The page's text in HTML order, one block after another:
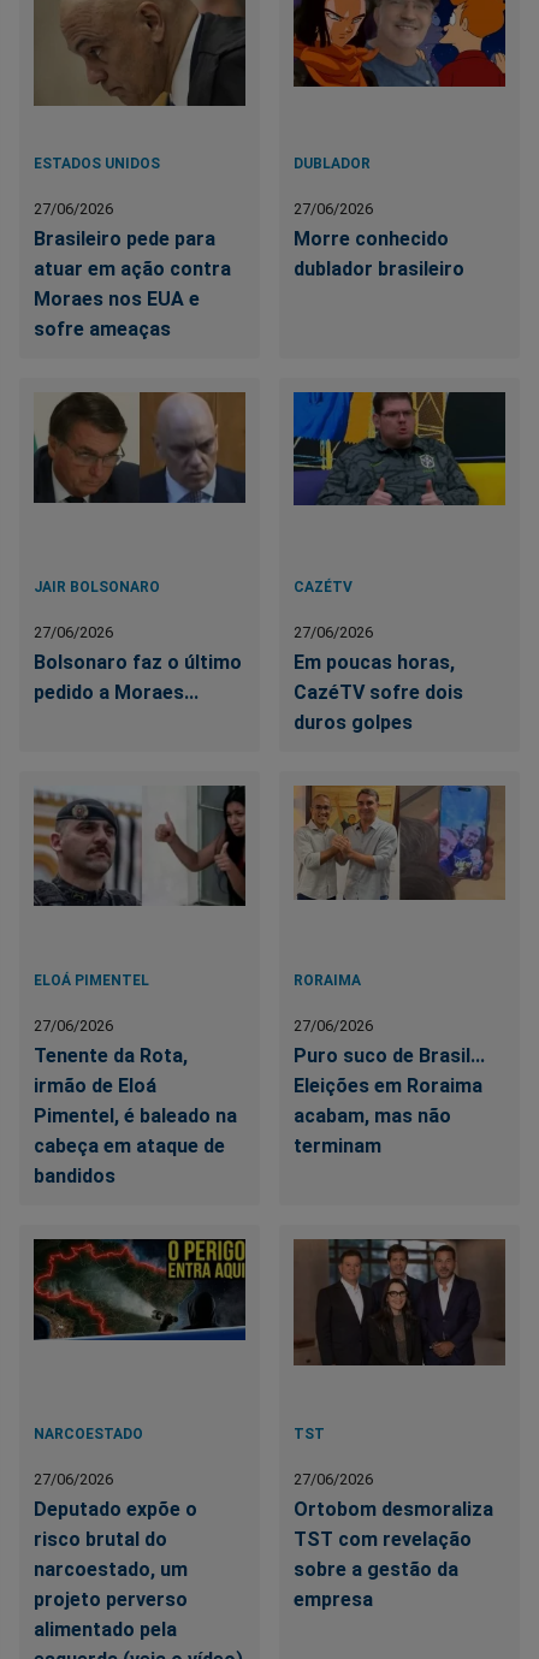
ESTADOS UNIDOS
27/06/2026
Brasileiro pede para
atuar em ação contra
Moraes nos EUA e
sofre ameaças
DUBLADOR
27/06/2026
Morre conhecido
dublador brasileiro
JAIR BOLSONARO
27/06/2026
Bolsonaro faz o último
pedido a Moraes...
CAZÉTV
27/06/2026
Em poucas horas,
CazéTV sofre dois
duros golpes
ELOÁ PIMENTEL
27/06/2026
Tenente da Rota,
irmão de Eloá
Pimentel, é baleado na
cabeça em ataque de
bandidos
RORAIMA
27/06/2026
Puro suco de Brasil...
Eleições em Roraima
acabam, mas não
terminam
NARCOESTADO
27/06/2026
Deputado expõe o
risco brutal do
narcoestado, um
projeto perverso
alimentado pela
TST
27/06/2026
Ortobom desmoraliza
TST com revelação
sobre a gestão da
empresa